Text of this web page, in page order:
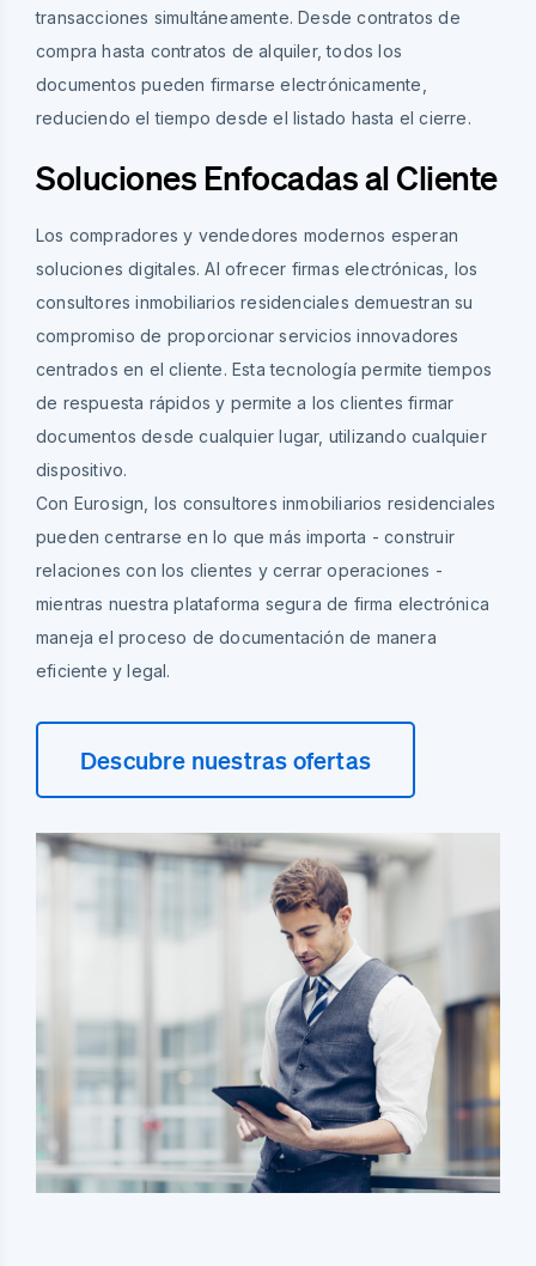
transacciones simultáneamente. Desde contratos de
compra hasta contratos de alquiler, todos los
documentos pueden firmarse electrónicamente,
reduciendo el tiempo desde el listado hasta el cierre.
Soluciones Enfocadas al Cliente
Los compradores y vendedores modernos esperan
soluciones digitales. Al ofrecer firmas electrónicas, los
consultores inmobiliarios residenciales demuestran su
compromiso de proporcionar servicios innovadores
centrados en el cliente. Esta tecnología permite tiempos
de respuesta rápidos y permite a los clientes firmar
documentos desde cualquier lugar, utilizando cualquier
dispositivo.
Con Eurosign, los consultores inmobiliarios residenciales
pueden centrarse en lo que más importa - construir
relaciones con los clientes y cerrar operaciones -
mientras nuestra plataforma segura de firma electrónica
maneja el proceso de documentación de manera
eficiente y legal.
Descubre nuestras ofertas